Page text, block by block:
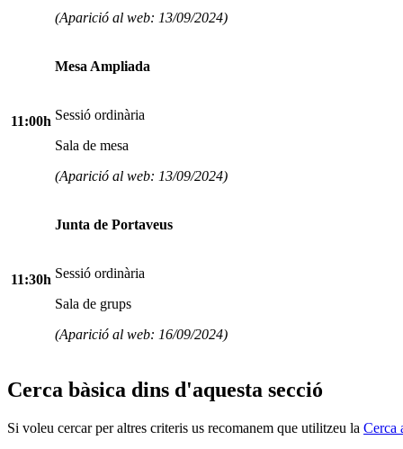
(Aparició al web: 13/09/2024)
11:00h
Mesa Ampliada
Sessió ordinària
Sala de mesa
(Aparició al web: 13/09/2024)
11:30h
Junta de Portaveus
Sessió ordinària
Sala de grups
(Aparició al web: 16/09/2024)
Cerca bàsica dins d'aquesta secció
Si voleu cercar per altres criteris us recomanem que utilitzeu la Cerca